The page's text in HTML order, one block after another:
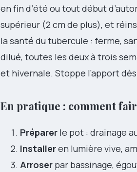
en fin d’été ou tout début
supérieur (2 cm de plus), et
la santé du tubercule : ferme,
dilué, toutes les deux à trois
et hivernale. Stoppe l’apport
En pratique : comment
Préparer le pot : drainage
Installeren lumière vive,
Arroser par bassinage,